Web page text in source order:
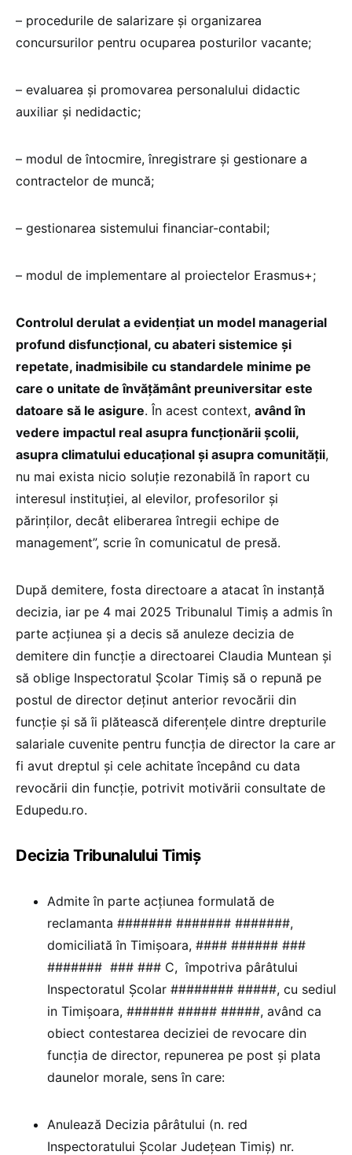
– procedurile de salarizare și organizarea
concursurilor pentru ocuparea posturilor vacante;
– evaluarea și promovarea personalului didactic
auxiliar și nedidactic;
– modul de întocmire, înregistrare și gestionare a
contractelor de muncă;
– gestionarea sistemului financiar-contabil;
– modul de implementare al proiectelor Erasmus+;
Controlul derulat a evidențiat un model managerial
profund disfuncțional, cu abateri sistemice și
repetate, inadmisibile cu standardele minime pe
care o unitate de învățământ preuniversitar este
datoare să le asigure. În acest context, având în
vedere impactul real asupra funcționării școlii,
asupra climatului educațional și asupra comunității,
nu mai exista nicio soluție rezonabilă în raport cu
interesul instituției, al elevilor, profesorilor și
părinților, decât eliberarea întregii echipe de
management”, scrie în comunicatul de presă.
După demitere, fosta directoare a atacat în instanță
decizia, iar pe 4 mai 2025 Tribunalul Timiș a admis în
parte acțiunea și a decis să anuleze decizia de
demitere din funcție a directoarei Claudia Muntean și
să oblige Inspectoratul Școlar Timiș să o repună pe
postul de director deținut anterior revocării din
funcție și să îi plătească diferențele dintre drepturile
salariale cuvenite pentru funcția de director la care ar
fi avut dreptul și cele achitate începând cu data
revocării din funcție, potrivit motivării consultate de
Edupedu.ro.
Decizia Tribunalului Timiș
Admite în parte acțiunea formulată de
reclamanta ####### ####### #######,
domiciliată în Timișoara, #### ###### ###
####### ### ### C, împotriva pârâtului
Inspectoratul Școlar ######## #####, cu sediul
in Timișoara, ###### ##### #####, având ca
obiect contestarea deciziei de revocare din
funcția de director, repunerea pe post și plata
daunelor morale, sens în care:
Anulează Decizia pârâtului (n. red
Inspectoratului Școlar Județean Timiș) nr.